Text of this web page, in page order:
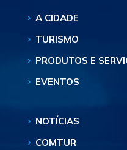
A CIDADE
TURISMO
PRODUTOS E
EVENTOS
NOTÍCIAS
COMTUR